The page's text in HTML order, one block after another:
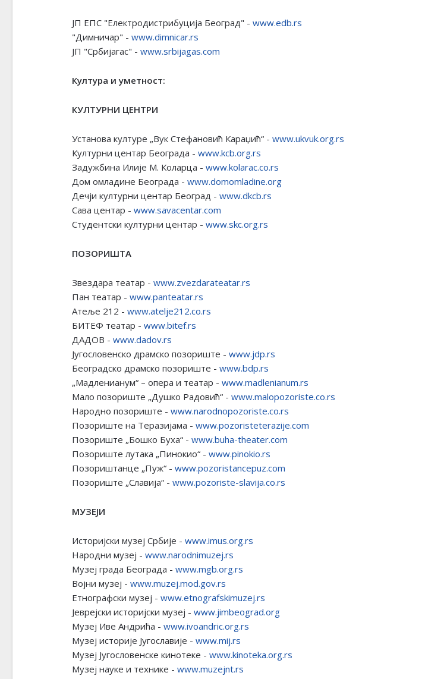
ЈП ЕПС "Електродистрибуција Београд" - www.edb.rs
"Димничар" - www.dimnicar.rs
ЈП "Србијагас" - www.srbijagas.com
Култура и уметност:
КУЛТУРНИ ЦЕНТРИ
Установа културе „Вук Стефановић Караџић“ - www.ukvuk.org.rs
Културни центар Београда - www.kcb.org.rs
Задужбина Илије М. Коларца - www.kolarac.co.rs
Дом омладине Београда - www.domomladine.org
Дечји културни центар Београд - www.dkcb.rs
Сава центар - www.savacentar.com
Студентски културни центар - www.skc.org.rs
ПОЗОРИШТА
Звездара театар - www.zvezdarateatar.rs
Пан театар - www.panteatar.rs
Атеље 212 - www.atelje212.co.rs
БИТЕФ театар - www.bitef.rs
ДАДОВ - www.dadov.rs
Југословенско драмско позориште - www.jdp.rs
Београдско драмско позориште - www.bdp.rs
„Мадленианум“ – опера и театар - www.madlenianum.rs
Мало позориште „Душко Радовић“ - www.malopozoriste.co.rs
Народно позориште - www.narodnopozoriste.co.rs
Позориште на Теразијама - www.pozoristeterazije.com
Позориште „Бошко Буха“ - www.buha-theater.com
Позориште лутака „Пинокио“ - www.pinokio.rs
Позориштанце „Пуж“ - www.pozoristancepuz.com
Позориште „Славија“ - www.pozoriste-slavija.co.rs
МУЗЕЈИ
Историјски музеј Србије - www.imus.org.rs
Народни музеј - www.narodnimuzej.rs
Музеј града Београда - www.mgb.org.rs
Војни музеј - www.muzej.mod.gov.rs
Етнографски музеј - www.etnografskimuzej.rs
Јеврејски историјски музеј - www.jimbeograd.org
Музеј Иве Андрића - www.ivoandric.org.rs
Музеј историје Југославије - www.mij.rs
Музеј Југословенске кинотеке - www.kinoteka.org.rs
Музеј науке и технике - www.muzejnt.rs